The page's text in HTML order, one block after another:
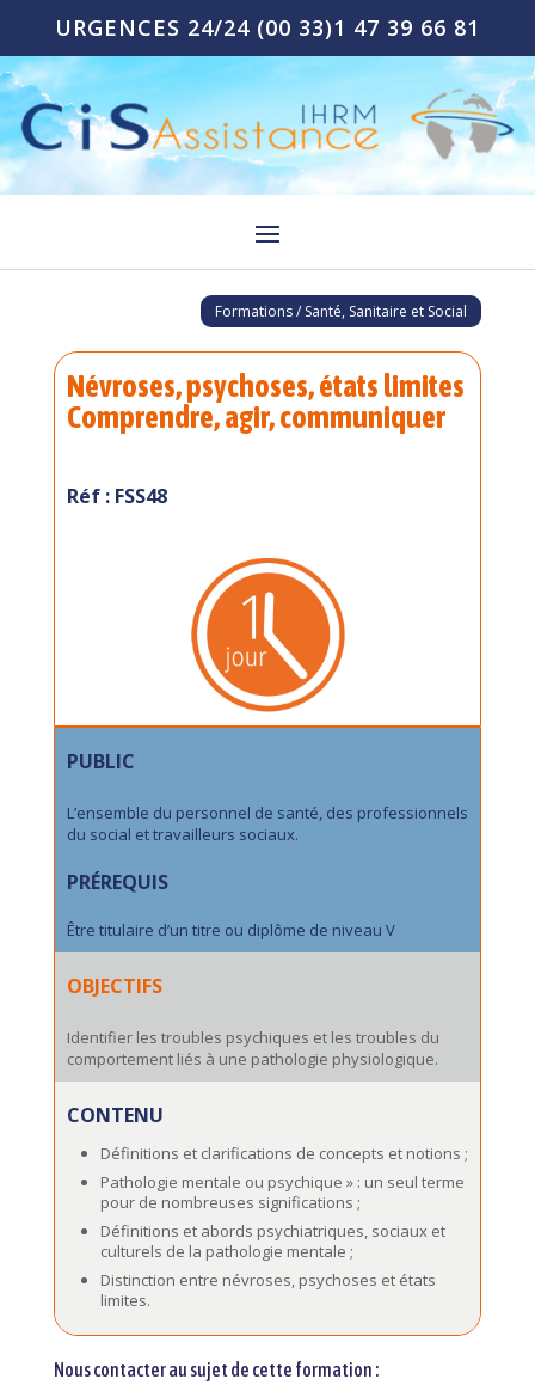
URGENCES 24/24 (00 33)1 47 39 66 81
Formations / Santé, Sanitaire et Social
Névroses, psychoses, états limites
Comprendre, agir, communiquer
Réf : FSS48
PUBLIC
L’ensemble du personnel de santé, des professionnels
du social et travailleurs sociaux.
PRÉREQUIS
Être titulaire d’un titre ou diplôme de niveau V
OBJECTIFS
Identifier les troubles psychiques et les troubles du
comportement liés à une pathologie physiologique.
CONTENU
Définitions et clarifications de concepts et notions ;
Pathologie mentale ou psychique » : un seul terme
pour de nombreuses significations ;
Définitions et abords psychiatriques, sociaux et
culturels de la pathologie mentale ;
Distinction entre névroses, psychoses et états
limites.
Nous contacter au sujet de cette formation :